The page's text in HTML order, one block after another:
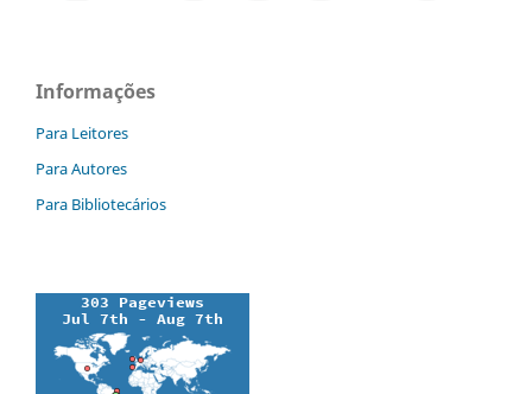
Informações
Para Leitores
Para Autores
Para Bibliotecários